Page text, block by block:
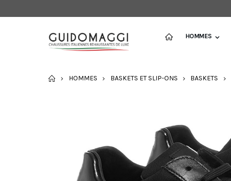
HOMMES
ACCUEIL
HOMMES BASKETS ET SLIP-ONS BASKETS